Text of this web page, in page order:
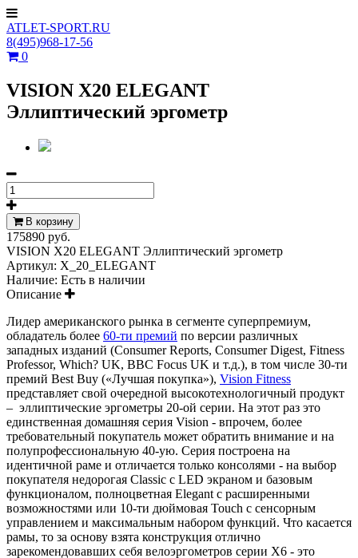
ATLET-SPORT.RU
8(495)968-17-56
0
VISION X20 ELEGANT
Эллиптический эргометр
В корзину
175890 руб.
VISION X20 ELEGANT Эллиптический эргометр
Артикул: X_20_ELEGANT
Наличие: Есть в наличии
Описание
Лидер американского рынка в сегменте суперпремиум,
обладатель более 60-ти премий по версии различных
западных изданий (Consumer Reports, Consumer Digest, Fitness
Professor, Which? UK, BBC Focus UK и т.д.), в том числе 30-ти
премий Best Buy («Лучшая покупка»), Vision Fitness
представляет свой очередной высокотехнологичный продукт
– эллиптические эргометры 20-ой серии. На этот раз это
единственная домашняя серия Vision - впрочем, более
требовательный покупатель может обратить внимание и на
полупрофессиональную 40-ую. Серия построена на
идентичной раме и отличается только консолями - на выбор
покупателя недорогая Classic с LED экраном и базовым
функционалом, полноцветная Elegant c расширенными
возможностями или 10-ти дюймовая Touch с сенсорным
управлением и максимальным набором функций. Что касается
рамы, то за основу взята конструкция отлично
зарекомендовавших себя велоэргометров серии X6 - это